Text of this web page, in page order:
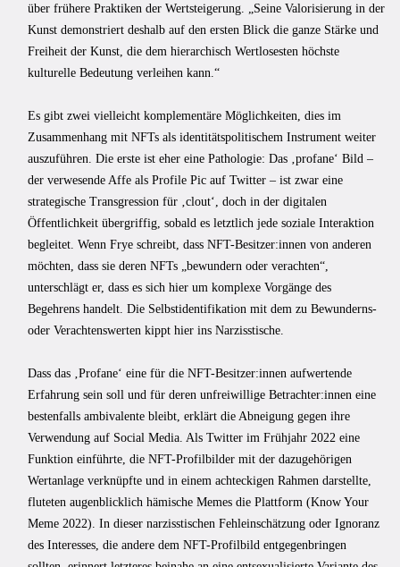
über frühere Praktiken der Wertsteigerung. „Seine Valorisierung in der
Kunst demonstriert deshalb auf den ersten Blick die ganze Stärke und
Freiheit der Kunst, die dem hierarchisch Wertlosesten höchste
kulturelle Bedeutung verleihen kann.“
Es gibt zwei vielleicht komplementäre Möglichkeiten, dies im
Zusammenhang mit NFTs als identitätspolitischem Instrument weiter
auszuführen. Die erste ist eher eine Pathologie: Das ‚profane‘ Bild –
der verwesende Affe als Profile Pic auf Twitter – ist zwar eine
strategische Transgression für ‚clout‘, doch in der digitalen
Öffentlichkeit übergriffig, sobald es letztlich jede soziale Interaktion
begleitet. Wenn Frye schreibt, dass NFT-Besitzer:innen von anderen
möchten, dass sie deren NFTs „bewundern oder verachten“,
unterschlägt er, dass es sich hier um komplexe Vorgänge des
Begehrens handelt. Die Selbstidentifikation mit dem zu Bewunderns-
oder Verachtenswerten kippt hier ins Narzisstische.
Dass das ‚Profane‘ eine für die NFT-Besitzer:innen aufwertende
Erfahrung sein soll und für deren unfreiwillige Betrachter:innen eine
bestenfalls ambivalente bleibt, erklärt die Abneigung gegen ihre
Verwendung auf Social Media. Als Twitter im Frühjahr 2022 eine
Funktion einführte, die NFT-Profilbilder mit der dazugehörigen
Wertanlage verknüpfte und in einem achteckigen Rahmen darstellte,
fluteten augenblicklich hämische Memes die Plattform (Know Your
Meme 2022). In dieser narzisstischen Fehleinschätzung oder Ignoranz
des Interesses, die andere dem NFT-Profilbild entgegenbringen